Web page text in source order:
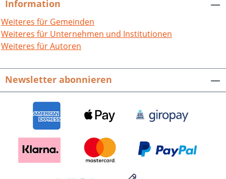
Information
Weiteres für Gemeinden
Weiteres für Unternehmen und Institutionen
Weiteres für Autoren
Newsletter abonnieren